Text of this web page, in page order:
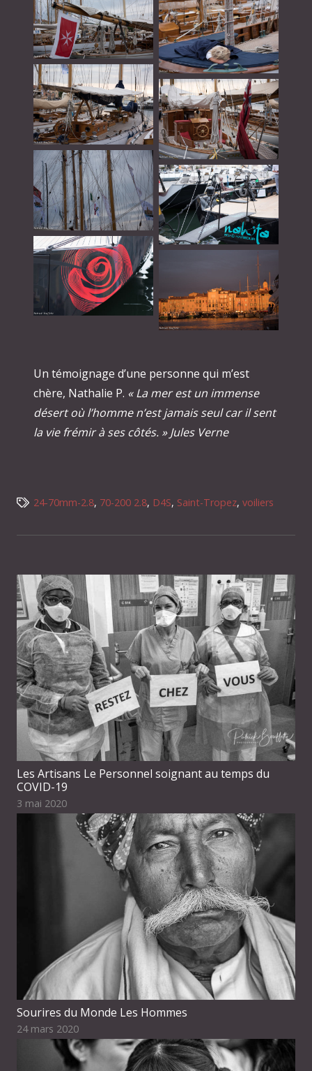
Un témoignage d’une personne qui m’est
chère, Nathalie P. « La mer est un immense
désert où l’homme n’est jamais seul car il sent
la vie frémir à ses côtés. » Jules Verne
24-70mm-2.8, 70-200 2.8, D4S, Saint-Tropez, voiliers
Les Artisans Le Personnel soignant au temps du
COVID-19
3 mai 2020
Sourires du Monde Les Hommes
24 mars 2020